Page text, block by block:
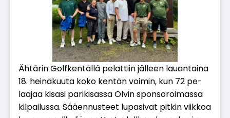
Äh­tä­rin Golf­ken­täl­lä pe­lat­tiin jäl­leen lau­an­tai­na
18. hei­nä­kuu­ta koko ken­tän voi­min, kun 72 pe­
laa­jaa ki­sa­si pa­ri­ki­sas­sa Ol­vin spon­so­roi­mas­sa
kil­pai­lus­sa. Sää­en­nus­teet lu­pa­si­vat pit­kin viik­koa